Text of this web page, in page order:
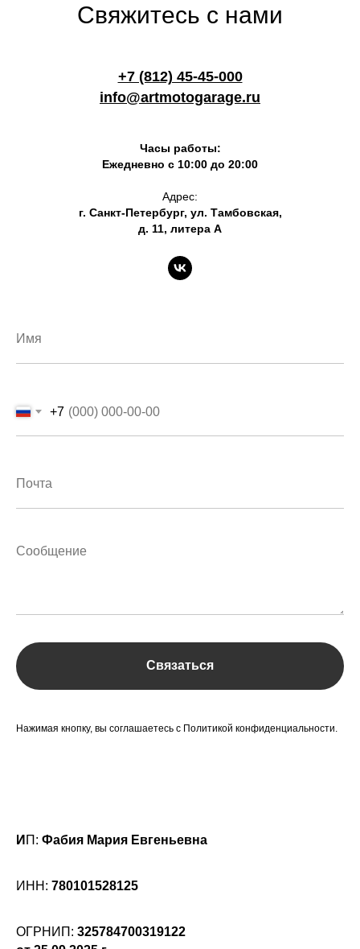
Свяжитесь с нами
+7 (812) 45-45-000
info@artmotogarage.ru
Часы работы:
Ежедневно с 10:00 до 20:00
Адрес:
г. Санкт-Петербург, ул. Тамбовская,
д. 11, литера А
+7
Связаться
Нажимая кнопку, вы соглашаетесь с Политикой конфиденциальности.
И П: Фабия Мария Евгеньевна
ИНН: 780101528125
ОГРНИП: 325784700319122